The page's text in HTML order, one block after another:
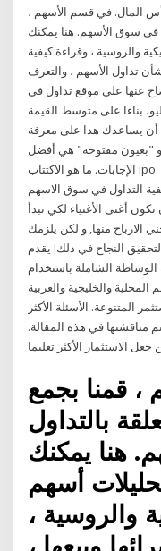
المال. في قسم الأسهم ،
في سوق الأسهم. هنا يمكنك
والروسية ، وقراءة كيفية
تداول الأسهم ، والتعرف
عنها على موقع تداول في
بناءا على متوسط القيمة
أن يساعدك هذا على معرفة
و "بعيون مفتوحة" هي أفضل
الإجابات. ما هو الاكتتاب ipo. أسهل طريقة لفهم الاكتتاب هو تسليط الضوء
التداول في سوق الاسهم
تكون أغنى الأغنياء لكي تبدأ
الارباح منها, و لكن يلزمك
لتحقيق النجاح في ذلك! يقدم
الشاملة باستخدام
المحلية والخليجية والعربية
المتنوعة. الأسئلة الأكثر
في هذه المقالة.
قمنا بجمع
بالتداول
هنا يمكنك
أسهم
والروسية ،